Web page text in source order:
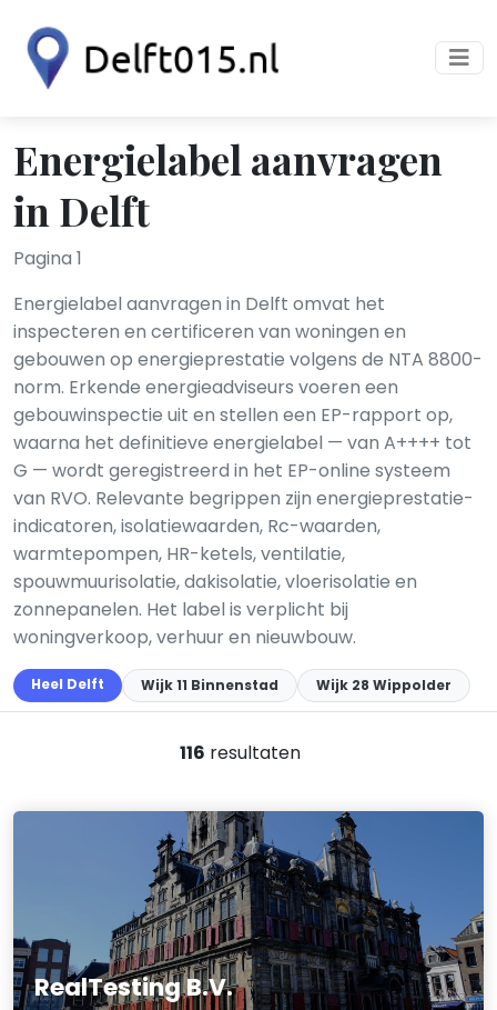
Energielabel aanvragen
in Delft
Pagina 1
Energielabel aanvragen in Delft omvat het
inspecteren en certificeren van woningen en
gebouwen op energieprestatie volgens de NTA 8800-
norm. Erkende energieadviseurs voeren een
gebouwinspectie uit en stellen een EP-rapport op,
waarna het definitieve energielabel — van A++++ tot
G — wordt geregistreerd in het EP-online systeem
van RVO. Relevante begrippen zijn energieprestatie-
indicatoren, isolatiewaarden, Rc-waarden,
warmtepompen, HR-ketels, ventilatie,
spouwmuurisolatie, dakisolatie, vloerisolatie en
zonnepanelen. Het label is verplicht bij
woningverkoop, verhuur en nieuwbouw.
Heel Delft Wijk 11 Binnenstad Wijk 28 Wippolder
116 resultaten
RealTesting B.V.